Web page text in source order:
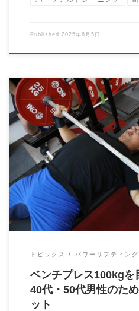
Published 2025年6月5日
ベンチプレス100kgを目指すため
パーソナルトレーニングジム「
トピックス パワーリフティング
ベンチプレス100kg
40代・50代男性のた
ット